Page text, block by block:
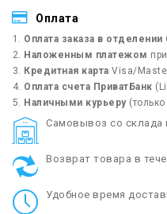
Оплата
Оплата заказа в отделении
Наложенным платежом
Кредитная карта Visa/
Оплата счета ПриватБанк
Наличными курьеру(только
Cамовывоз со склада
Возврат товара в
Удобное время